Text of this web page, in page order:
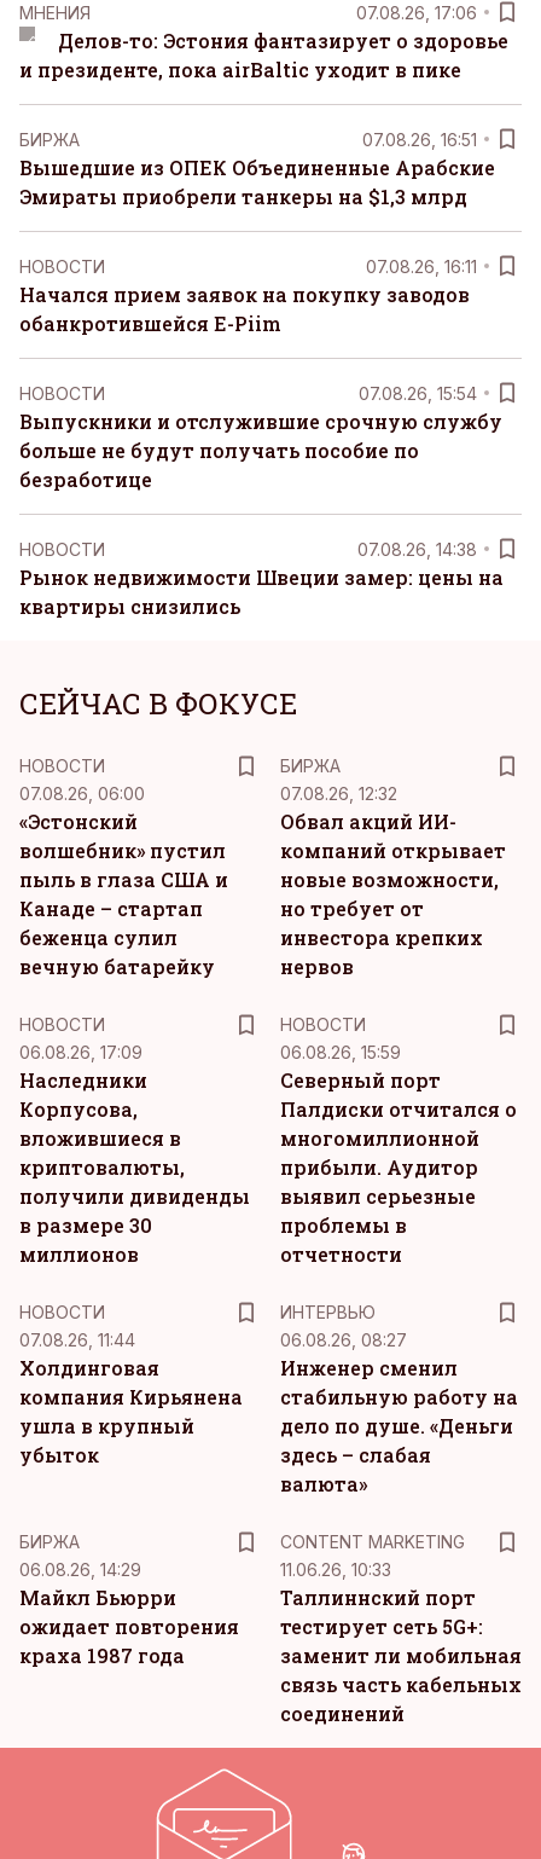
MНЕНИЯ 07.08.26, 17:06
Делов-то: Эстония фантазирует о здоровье
и президенте, пока airBaltic уходит в пике
БИРЖА 07.08.26, 16:51
Вышедшие из ОПЕК Объединенные Арабские
Эмираты приобрели танкеры на $1,3 млрд
НОВОСТИ 07.08.26, 16:11
Начался прием заявок на покупку заводов
обанкротившейся E-Piim
НОВОСТИ 07.08.26, 15:54
Выпускники и отслужившие срочную службу
больше не будут получать пособие по
безработице
НОВОСТИ 07.08.26, 14:38
Рынок недвижимости Швеции замер: цены на
квартиры снизились
СЕЙЧАС В ФОКУСЕ
НОВОСТИ
07.08.26, 06:00
«Эстонский
волшебник» пустил
пыль в глаза США и
Канаде – стартап
беженца сулил
вечную батарейку
БИРЖА
07.08.26, 12:32
Обвал акций ИИ-
компаний открывает
новые возможности,
но требует от
инвестора крепких
нервов
НОВОСТИ
06.08.26, 17:09
Наследники
Корпусова,
вложившиеся в
криптовалюты,
получили дивиденды
в размере 30
миллионов
НОВОСТИ
06.08.26, 15:59
Северный порт
Палдиски отчитался о
многомиллионной
прибыли. Аудитор
выявил серьезные
проблемы в
отчетности
НОВОСТИ
07.08.26, 11:44
Холдинговая
компания Кирьянена
ушла в крупный
убыток
ИНТЕРВЬЮ
06.08.26, 08:27
Инженер сменил
стабильную работу на
дело по душе. «Деньги
здесь – слабая
валюта»
БИРЖА
06.08.26, 14:29
Майкл Бьюрри
ожидает повторения
краха 1987 года
CONTENT MARKETING
11.06.26, 10:33
Таллиннский порт
тестирует сеть 5G+:
заменит ли мобильная
связь часть кабельных
соединений